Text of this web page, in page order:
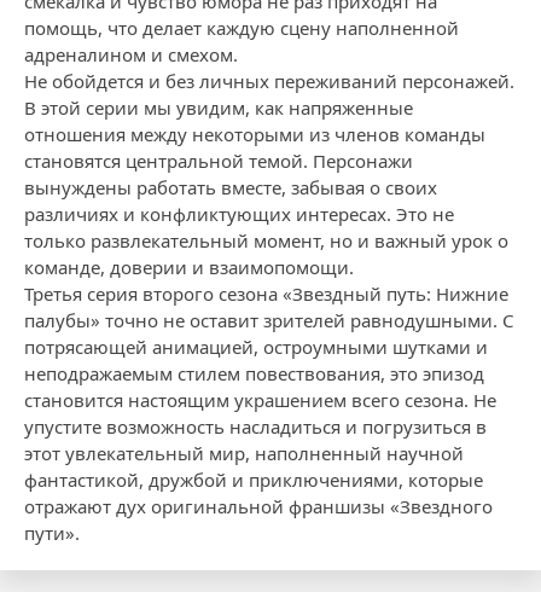
помощь, что делает каждую сцену наполненной
адреналином и смехом.
Не обойдется и без личных переживаний персонажей.
В этой серии мы увидим, как напряженные
отношения между некоторыми из членов команды
становятся центральной темой. Персонажи
вынуждены работать вместе, забывая о своих
различиях и конфликтующих интересах. Это не
только развлекательный момент, но и важный урок о
команде, доверии и взаимопомощи.
Третья серия второго сезона «Звездный путь: Нижние
палубы» точно не оставит зрителей равнодушными. С
потрясающей анимацией, остроумными шутками и
неподражаемым стилем повествования, это эпизод
становится настоящим украшением всего сезона. Не
упустите возможность насладиться и погрузиться в
этот увлекательный мир, наполненный научной
фантастикой, дружбой и приключениями, которые
отражают дух оригинальной франшизы «Звездного
пути».